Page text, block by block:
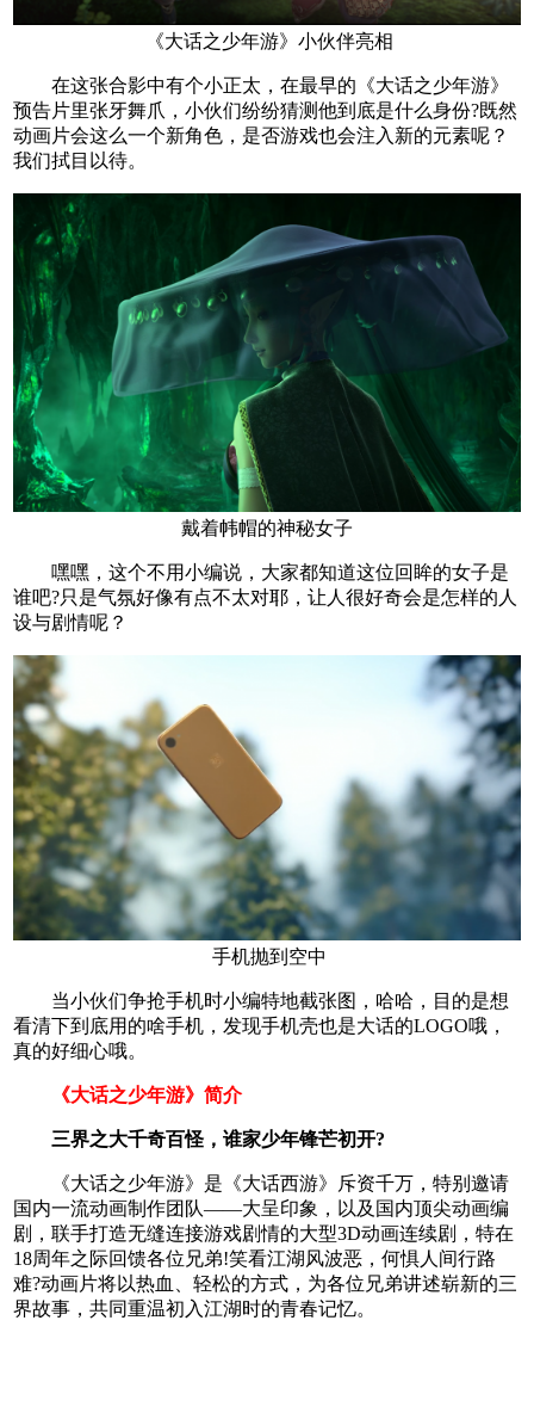
《大话之少年游》小伙伴亮相
在这张合影中有个小正太，在最早的《大话之少年游》
预告片里张牙舞爪，小伙们纷纷猜测他到底是什么身份?既然
动画片会这么一个新角色，是否游戏也会注入新的元素呢？
我们拭目以待。
戴着帏帽的神秘女子
嘿嘿，这个不用小编说，大家都知道这位回眸的女子是
谁吧?只是气氛好像有点不太对耶，让人很好奇会是怎样的人
设与剧情呢？
手机抛到空中
当小伙们争抢手机时小编特地截张图，哈哈，目的是想
看清下到底用的啥手机，发现手机壳也是大话的LOGO哦，
真的好细心哦。
《大话之少年游》简介
三界之大千奇百怪，谁家少年锋芒初开?
《大话之少年游》是《大话西游》斥资千万，特别邀请
国内一流动画制作团队——大呈印象，以及国内顶尖动画编
剧，联手打造无缝连接游戏剧情的大型3D动画连续剧，特在
18周年之际回馈各位兄弟!笑看江湖风波恶，何惧人间行路
难?动画片将以热血、轻松的方式，为各位兄弟讲述崭新的三
界故事，共同重温初入江湖时的青春记忆。